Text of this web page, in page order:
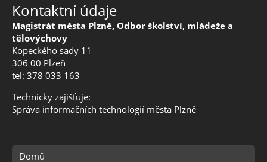
Kontaktní údaje
Magistrát města Plzně, Odbor školství, mládeže a
tělovýchovy
Kopeckého sady 11
306 00 Plzeň
tel: 378 033 163
Technicky zajišťuje:
Správa informačních technologií města Plzně
Domů